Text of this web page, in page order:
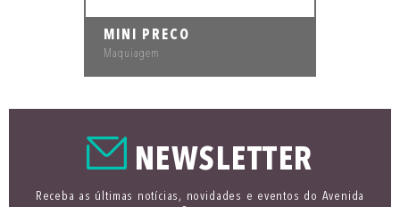
MINI PRECO
Maquiagem
NEWSLETTER
Receba as últimas notícias, novidades e eventos do Avenida